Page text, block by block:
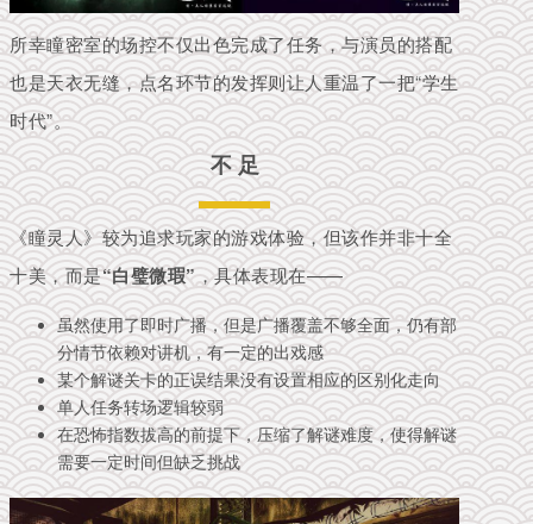
所幸瞳密室的场控不仅出色完成了任务，与演员的搭配
也是天衣无缝，点名环节的发挥则让人重温了一把“学生
时代”。
不 足
《瞳灵人》较为追求玩家的游戏体验，但该作并非十全
十美，而是“白璧微瑕”，具体表现在——
虽然使用了即时广播，但是广播覆盖不够全面，仍有部
分情节依赖对讲机，有一定的出戏感
某个解谜关卡的正误结果没有设置相应的区别化走向
单人任务转场逻辑较弱
在恐怖指数拔高的前提下，压缩了解谜难度，使得解谜
需要一定时间但缺乏挑战